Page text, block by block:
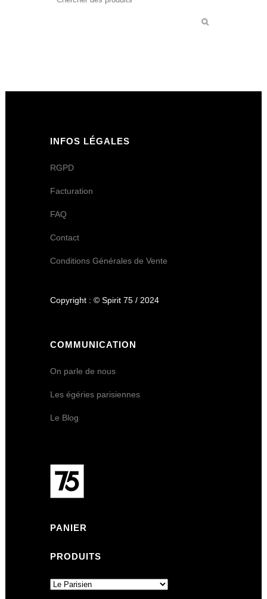
INFOS LÉGALES
RGPD
Facturation
FAQ
Contact
Conditions Générales de Vente
Copyright : © Spirit 75 / 2024
COMMUNICATION
On parle de nous
Les égéries parisiennes
Le Blog
PANIER
PRODUITS